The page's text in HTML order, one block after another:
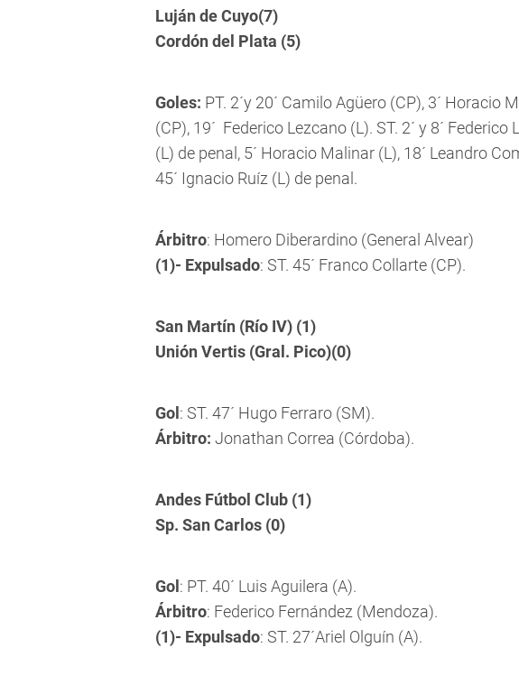
Luján de Cuyo(7)
Cordón del Plata (5)
Goles: PT. 2´y 20´ Camilo Agüero (CP), 3´ Horacio
(CP), 19´ Federico Lezcano (L). ST. 2´ y 8´
(L) de penal, 5´ Horacio Malinar (L), 18´ Leandro
45´ Ignacio Ruíz (L) de penal.
Árbitro: Homero Diberardino (General Alvear)
(1)- Expulsado: ST. 45´ Franco Collarte (CP).
San Martín (Río IV) (1)
Unión Vertis (Gral. Pico)(0)
Gol : ST. 47´ Hugo Ferraro (SM).
Árbitro: Jonathan Correa (Córdoba).
Andes Fútbol Club (1)
Sp. San Carlos (0)
Gol : PT. 40´ Luis Aguilera (A).
Árbitro: Federico Fernández (Mendoza).
(1)- Expulsado: ST. 27´Ariel Olguín (A).